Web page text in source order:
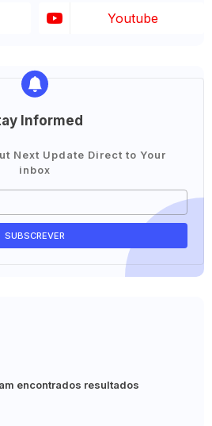
Youtube
Informed
Next Update Direct to Your
inbox
encontrados resultados